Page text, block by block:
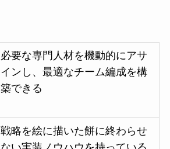
必要な専門人材を機動的にアサ
インし、最適なチーム編成を構
築できる
戦略を絵に描いた餅に終わらせ